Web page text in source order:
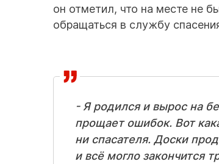
он отметил, что на месте не
обращаться в службу
- Я родился и вырос на
прощает ошибок. Вот
ни спасателя. Доски
и всё могло закончится